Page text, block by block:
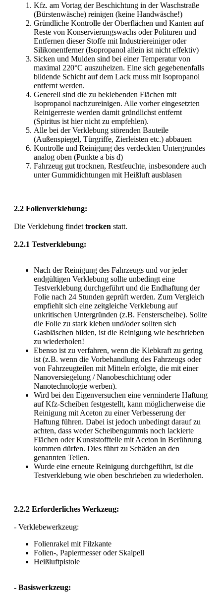
Kfz. am Vortag der Beschichtung in der Waschstraße
(Bürstenwäsche) reinigen (keine Handwäsche!)
Gründliche Kontrolle der Oberflächen und Kanten auf
Reste von Konservierungswachs oder Polituren und
Entfernen dieser Stoffe mit Industriereiniger oder
Silikonentferner (Isopropanol allein ist nicht effektiv)
Sicken und Mulden sind bei einer Temperatur von
maximal 220°C auszuheizen. Eine sich gegebenenfalls
bildende Schicht auf dem Lack muss mit Isopropanol
entfernt werden.
Generell sind die zu beklebenden Flächen mit
Isopropanol nachzureinigen. Alle vorher eingesetzten
Reinigerreste werden damit gründlichst entfernt
(Spiritus ist hier nicht zu empfehlen).
Alle bei der Verklebung störenden Bauteile
(Außenspiegel, Türgriffe, Zierleisten etc.) abbauen
Kontrolle und Reinigung des verdeckten Untergrundes
analog oben (Punkte a bis d)
Fahrzeug gut trocknen, Restfeuchte, insbesondere auch
unter Gummidichtungen mit Heißluft ausblasen
2.2 Folienverklebung:
Die Verklebung findet trocken statt.
2.2.1 Testverklebung:
Nach der Reinigung des Fahrzeugs und vor jeder
endgültigen Verklebung sollte unbedingt eine
Testverklebung durchgeführt und die Endhaftung der
Folie nach 24 Stunden geprüft werden. Zum Vergleich
empfiehlt sich eine zeitgleiche Verklebung auf
unkritischen Untergründen (z.B. Fensterscheibe). Sollte
die Folie zu stark kleben und/oder sollten sich
Gasbläschen bilden, ist die Reinigung wie beschrieben
zu wiederholen!
Ebenso ist zu verfahren, wenn die Klebkraft zu gering
ist (z.B. wenn die Vorbehandlung des Fahrzeugs oder
von Fahrzeugteilen mit Mitteln erfolgte, die mit einer
Nanoversiegelung / Nanobeschichtung oder
Nanotechnologie werben).
Wird bei den Eigenversuchen eine verminderte Haftung
auf Kfz-Scheiben festgestellt, kann möglicherweise die
Reinigung mit Aceton zu einer Verbesserung der
Haftung führen. Dabei ist jedoch unbedingt darauf zu
achten, dass weder Scheibengummis noch lackierte
Flächen oder Kunststoffteile mit Aceton in Berührung
kommen dürfen. Dies führt zu Schäden an den
genannten Teilen.
Wurde eine erneute Reinigung durchgeführt, ist die
Testverklebung wie oben beschrieben zu wiederholen.
2.2.2 Erforderliches Werkzeug:
- Verklebewerkzeug:
Folienrakel mit Filzkante
Folien-, Papiermesser oder Skalpell
Heißluftpistole
- Basiswerkzeug: